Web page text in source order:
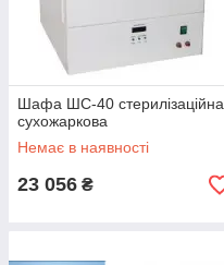
Шафа ШС-40 стерилізаційна
сухожаркова
Немає в наявності
23 056 ₴